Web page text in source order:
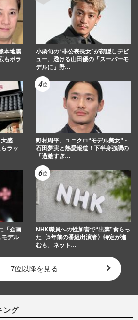
本地震
もボラ
小栗旬の“非公表長女”が顔隠しデビ
ュー、透ける山田優の「スーパーモ
デルに」野…
大盛
ラッ
野村周平、ユニクロ“モデル美女”・
石田夢実と熱愛報道！下半身強調の
「過激すぎ…
「企画
モデル
NHK職員への性加害で“出禁”食らっ
た〈5年前の番組出演者〉特定が進
むも、ネット…
7位以降を見る
ング